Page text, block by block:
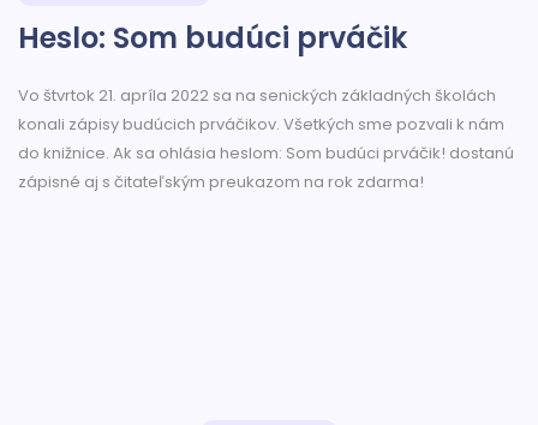
Heslo: Som budúci prváčik
Vo štvrtok 21. apríla 2022 sa na senických základných školách
konali zápisy budúcich prváčikov. Všetkých sme pozvali k nám
do knižnice. Ak sa ohlásia heslom: Som budúci prváčik! dostanú
zápisné aj s čitateľským preukazom na rok zdarma!